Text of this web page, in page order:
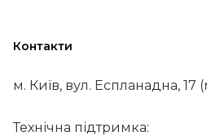
Контакти
м. Київ, вул. Еспланадна, 17
Технічна підтримка: